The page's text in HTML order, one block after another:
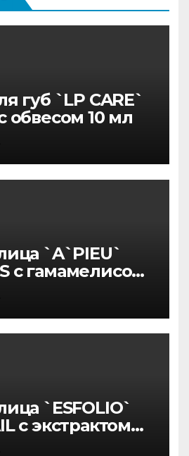
губ `LP CARE`
обвесом 10 мл
`A`PIEU`
с гамамелисом
`ESFOLIO`
с экстрактом
200 мл